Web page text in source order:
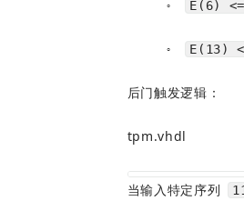
○ E(6)
○ E(13)
后门触发逻辑：
tpm.vhdl
当输入特定序列